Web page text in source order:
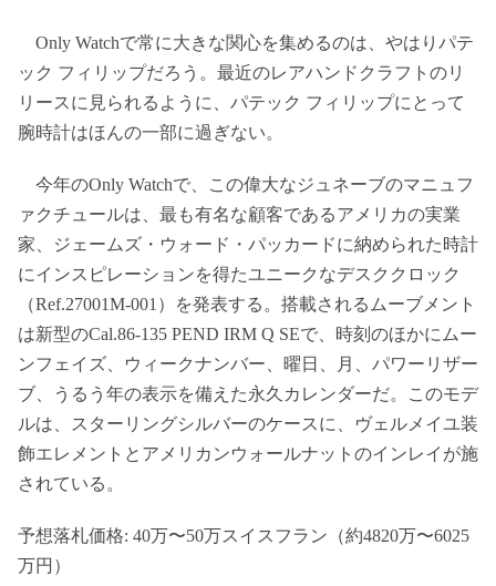
Only Watchで常に大きな関心を集めるのは、やはりパテ
ック フィリップだろう。最近のレアハンドクラフトのリ
リースに見られるように、パテック フィリップにとって
腕時計はほんの一部に過ぎない。
今年のOnly Watchで、この偉大なジュネーブのマニュフ
ァクチュールは、最も有名な顧客であるアメリカの実業
家、ジェームズ・ウォード・パッカードに納められた時計
にインスピレーションを得たユニークなデスククロック
（Ref.27001M-001）を発表する。搭載されるムーブメント
は新型のCal.86-135 PEND IRM Q SEで、時刻のほかにムー
ンフェイズ、ウィークナンバー、曜日、月、パワーリザー
ブ、うるう年の表示を備えた永久カレンダーだ。このモデ
ルは、スターリングシルバーのケースに、ヴェルメイユ装
飾エレメントとアメリカンウォールナットのインレイが施
されている。
予想落札価格: 40万〜50万スイスフラン（約4820万〜6025
万円）